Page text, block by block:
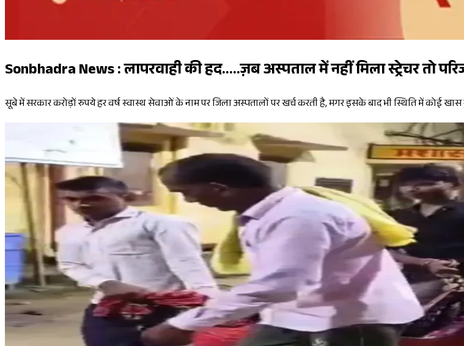
Sonbhadra News : लापरवाही की हद.....ज़ब अस्पताल में नहीं मिला स्ट्रेचर तो
सूबे में सरकार करोड़ों रुपये हर वर्ष स्वास्थ सेवाओं के नाम पर जिला अस्पतालों पर खर्च करती है, मगर इसके बाद भी स्थिति में कोई